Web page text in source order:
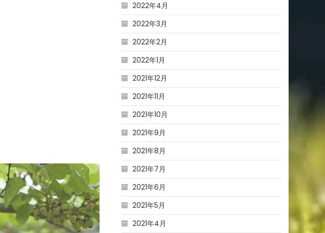
2022年4月
2022年3月
2022年2月
2022年1月
2021年12月
2021年11月
2021年10月
2021年9月
2021年8月
2021年7月
2021年6月
2021年5月
2021年4月